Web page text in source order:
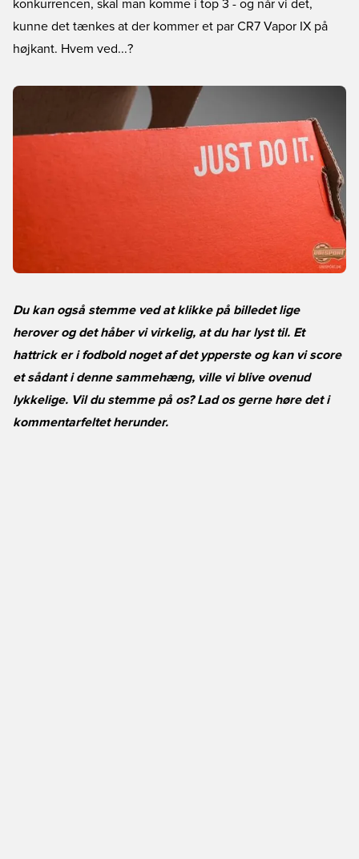
konkurrencen, skal man komme i top 3 - og når vi det,
kunne det tænkes at der kommer et par CR7 Vapor IX på
højkant. Hvem ved...?
Du kan også stemme ved at klikke på billedet lige
herover og det håber vi virkelig, at du har lyst til. Et
hattrick er i fodbold noget af det ypperste og kan vi score
et sådant i denne sammehæng, ville vi blive ovenud
lykkelige. Vil du stemme på os? Lad os gerne høre det i
kommentarfeltet herunder.